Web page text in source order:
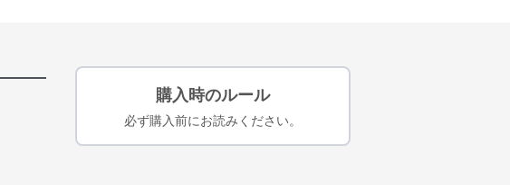
購入時のルール
必ず購入前にお読みください。